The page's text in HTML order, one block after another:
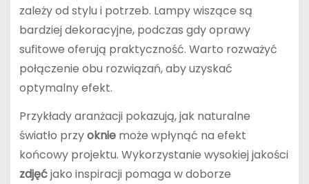
zależy od stylu i potrzeb. Lampy wiszące są
bardziej dekoracyjne, podczas gdy oprawy
sufitowe oferują praktyczność. Warto rozważyć
połączenie obu rozwiązań, aby uzyskać
optymalny efekt.
Przykłady aranżacji pokazują, jak naturalne
światło przyokniemoże wpłynąć na efekt
końcowy projektu. Wykorzystanie wysokiej jakości
zdjęćjako inspiracji pomaga w doborze